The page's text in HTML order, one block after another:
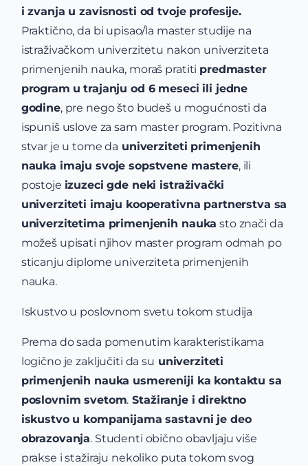
i zvanja u zavisnosti od tvoje profesije.
Praktično, da bi upisao/la master studije na
istraživačkom univerzitetu nakon univerziteta
primenjenih nauka, moraš pratiti predmaster
program u trajanju od 6 meseci ili jedne
godine, pre nego što budeš u mogućnosti da
ispuniš uslove za sam master program. Pozitivna
stvar je u tome da univerziteti primenjenih
nauka imaju svoje sopstvene mastere, ili
postoje izuzeci gde neki istraživački
univerziteti imaju kooperativna partnerstva sa
univerzitetima primenjenih nauka sto znači da
možeš upisati njihov master program odmah po
sticanju diplome univerziteta primenjenih
nauka.
Iskustvo u poslovnom svetu tokom studija
Prema do sada pomenutim karakteristikama
logično je zaključiti da su univerziteti
primenjenih nauka usmereniji ka kontaktu sa
poslovnim svetom. Stažiranje i direktno
iskustvo u kompanijama sastavni je deo
obrazovanja. Studenti obično obavljaju više
prakse i stažiraju nekoliko puta tokom svog